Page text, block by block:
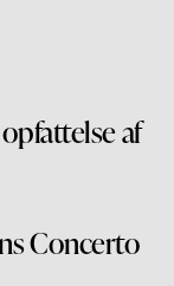
af
Concerto